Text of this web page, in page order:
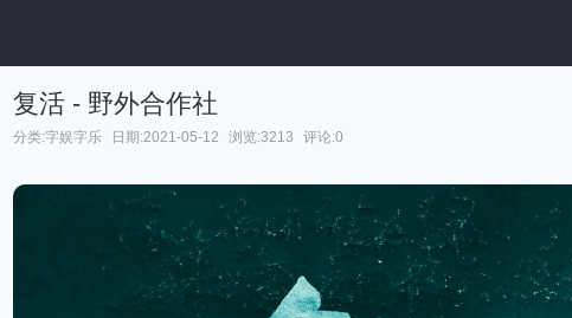
复活 - 野外合作社
分类:字娱字乐 日期:2021-05-12 浏览:3213 评论:0